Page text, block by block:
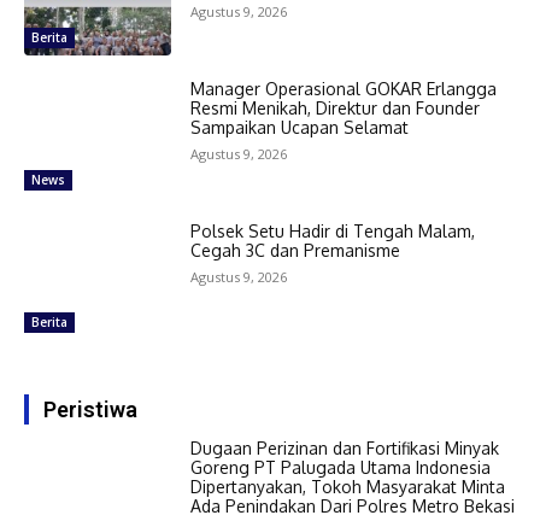
Berita
Agustus 9, 2026
News
Manager Operasional GOKAR Erlangga
Resmi Menikah, Direktur dan Founder
Sampaikan Ucapan Selamat
Agustus 9, 2026
Berita
Polsek Setu Hadir di Tengah Malam,
Cegah 3C dan Premanisme
Agustus 9, 2026
Peristiwa
Dugaan Perizinan dan Fortifikasi Minyak
Goreng PT Palugada Utama Indonesia
Dipertanyakan, Tokoh Masyarakat Minta
Ada Penindakan Dari Polres Metro Bekasi